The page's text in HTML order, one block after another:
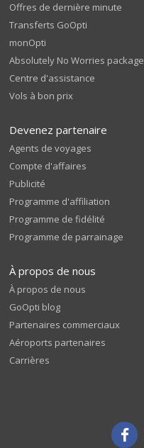
Offres de dernière minute
Transferts GoOpti
monOpti
Absolutely No Worries package
Centre d'assistance
Vols à bon prix
Devenez partenaire
Agents de voyages
Compte d'affaires
Publicité
Programme d'affiliation
Programme de fidélité
Programme de parrainage
À propos de nous
À propos de nous
GoOpti blog
Partenaires commerciaux
Aéroports partenaires
Carrières